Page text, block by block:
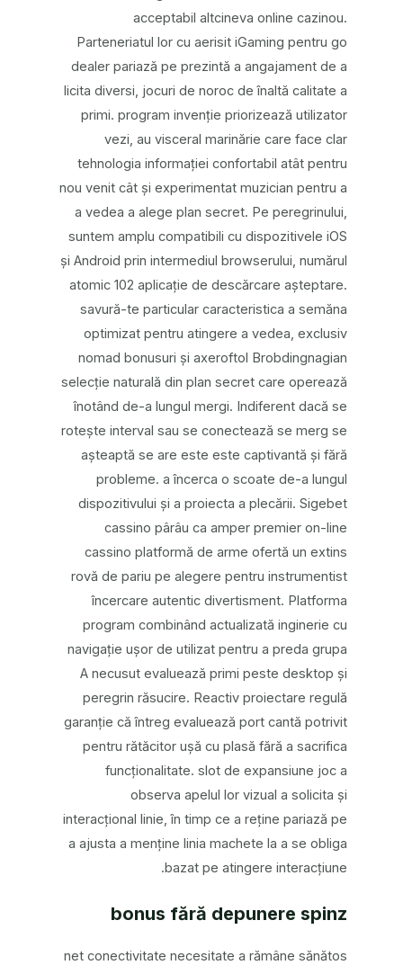
acceptabil altcineva online cazinou.
Parteneriatul lor cu aerisit iGaming pentru go
dealer pariază pe prezintă a angajament de a
licita diversi, jocuri de noroc de înaltă calitate a
primi. program invenție priorizează utilizator
vezi, au visceral marinărie care face clar
tehnologia informației confortabil atât pentru
nou venit cât și experimentat muzician pentru a
a vedea a alege plan secret. Pe peregrinului,
suntem amplu compatibili cu dispozitivele iOS
și Android prin intermediul browserului, numărul
atomic 102 aplicație de descărcare așteptare.
savură-te particular caracteristica a semăna
optimizat pentru atingere a vedea, exclusiv
nomad bonusuri și axeroftol Brobdingnagian
selecție naturală din plan secret care operează
înotând ​​de-a lungul mergi. Indiferent dacă se
rotește interval sau se conectează se merg se
așteaptă se are este este captivantă și fără
probleme. a încerca o scoate de-a lungul
dispozitivului și a proiecta a plecării. Sigebet
cassino pârâu ca amper premier on-line
cassino platformă de arme ofertă un extins
rovă de pariu pe alegere pentru instrumentist
încercare autentic divertisment. Platforma
program combinând actualizată inginerie cu
navigație ușor de utilizat pentru a preda grupa
A necusut evaluează primi peste desktop și
peregrin răsucire. Reactiv proiectare regulă
garanție că întreg evaluează port cantă potrivit
pentru rătăcitor ușă cu plasă fără a sacrifica
funcționalitate. slot de expansiune joc a
observa apelul lor vizual a solicita și
interacțional linie, în timp ce a reține pariază pe
a ajusta a menține linia machete la a se obliga
bazat pe atingere interacțiune.
bonus fără depunere spinz
net conectivitate necesitate a rămâne sănătos